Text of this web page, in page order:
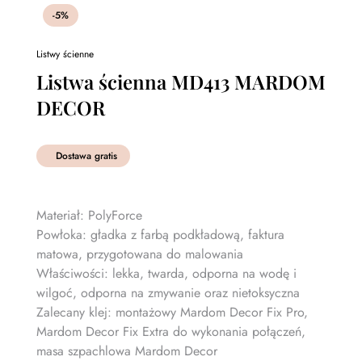
-5%
Listwy ścienne
Listwa ścienna MD413 MARDOM
DECOR
Dostawa gratis
Materiał: PolyForce
Powłoka: gładka z farbą podkładową, faktura
matowa, przygotowana do malowania
Właściwości: lekka, twarda, odporna na wodę i
wilgoć, odporna na zmywanie oraz nietoksyczna
Zalecany klej: montażowy Mardom Decor Fix Pro,
Mardom Decor Fix Extra do wykonania połączeń,
masa szpachlowa Mardom Decor